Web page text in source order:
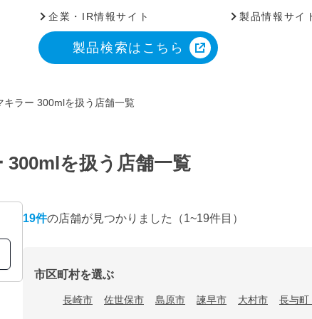
企業・IR情報サイト 製品情報サイ
製品検索はこちら
キラー 300mlを扱う店舗一覧
を扱う店舗一覧
19件の店舗が見つかりました （1~19件目）
市区町村を選ぶ
長崎市 佐世保市 島原市 諫早市 大村市 長与町